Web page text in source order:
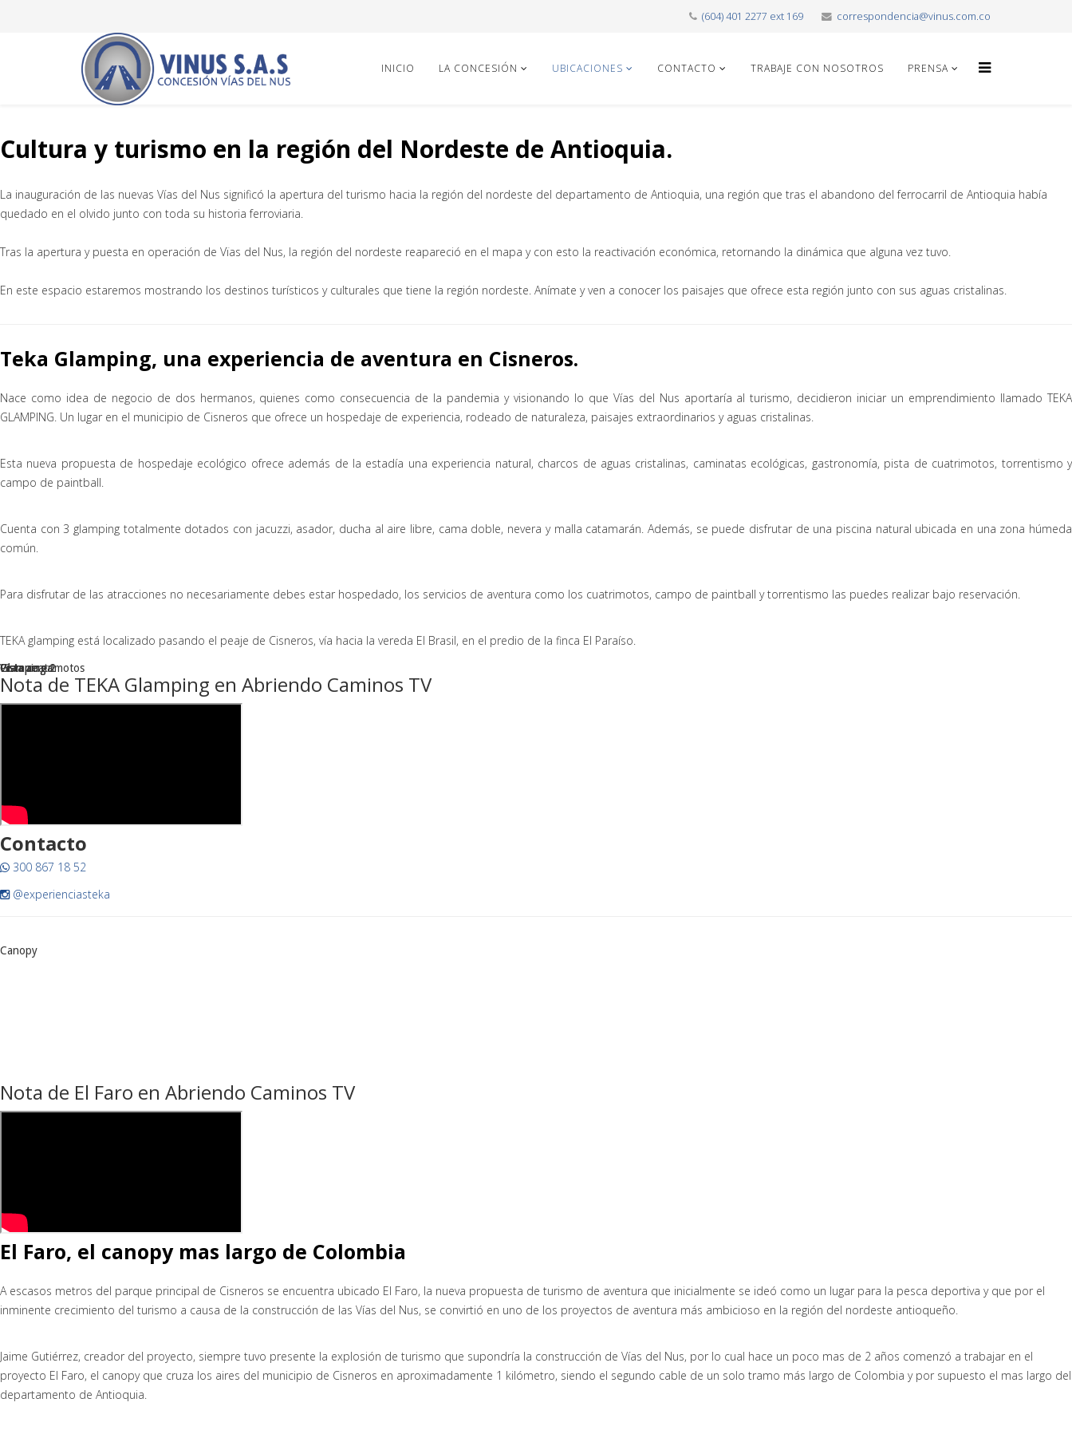
(604) 401 2277 ext 169 correspondencia@vinus.com.co
INICIO LA CONCESIÓN UBICACIONES CONTACTO TRABAJE CON NOSOTROS PRENSA
Cultura y turismo en la región del Nordeste de Antioquia.
La inauguración de las nuevas Vías del Nus significó la apertura del turismo hacia la región del nordeste del departamento de Antioquia, una región que tras el abandono del ferrocarril de Antioquia había
quedado en el olvido junto con toda su historia ferroviaria.
Tras la apertura y puesta en operación de Vïas del Nus, la región del nordeste reapareció en el mapa y con esto la reactivación económica, retornando la dinámica que alguna vez tuvo.
En este espacio estaremos mostrando los destinos turísticos y culturales que tiene la región nordeste. Anímate y ven a conocer los paisajes que ofrece esta región junto con sus aguas cristalinas.
Teka Glamping, una experiencia de aventura en Cisneros.
Nace como idea de negocio de dos hermanos, quienes como consecuencia de la pandemia y visionando lo que Vías del Nus aportaría al turismo, decidieron iniciar un emprendimiento llamado TEKA
GLAMPING. Un lugar en el municipio de Cisneros que ofrece un hospedaje de experiencia, rodeado de naturaleza, paisajes extraordinarios y aguas cristalinas.
Esta nueva propuesta de hospedaje ecológico ofrece además de la estadía una experiencia natural, charcos de aguas cristalinas, caminatas ecológicas, gastronomía, pista de cuatrimotos, torrentismo y
campo de paintball.
Cuenta con 3 glamping totalmente dotados con jacuzzi, asador, ducha al aire libre, cama doble, nevera y malla catamarán. Además, se puede disfrutar de una piscina natural ubicada en una zona húmeda
común.
Para disfrutar de las atracciones no necesariamente debes estar hospedado, los servicios de aventura como los cuatrimotos, campo de paintball y torrentismo las puedes realizar bajo reservación.
TEKA glamping está localizado pasando el peaje de Cisneros, vía hacia la vereda El Brasil, en el predio de la finca El Paraíso.
Glamping 1
Glamping 2
Vista aerea
Pista cuatrimotos
Nota de TEKA Glamping en Abriendo Caminos TV
Contacto
300 867 18 52
@experienciasteka
Canopy
Nota de El Faro en Abriendo Caminos TV
El Faro, el canopy mas largo de Colombia
A escasos metros del parque principal de Cisneros se encuentra ubicado El Faro, la nueva propuesta de turismo de aventura que inicialmente se ideó como un lugar para la pesca deportiva y que por el
inminente crecimiento del turismo a causa de la construcción de las Vías del Nus, se convirtió en uno de los proyectos de aventura más ambicioso en la región del nordeste antioqueño.
Jaime Gutiérrez, creador del proyecto, siempre tuvo presente la explosión de turismo que supondría la construcción de Vías del Nus, por lo cual hace un poco mas de 2 años comenzó a trabajar en el
proyecto El Faro, el canopy que cruza los aires del municipio de Cisneros en aproximadamente 1 kilómetro, siendo el segundo cable de un solo tramo más largo de Colombia y por supuesto el mas largo del
departamento de Antioquia.